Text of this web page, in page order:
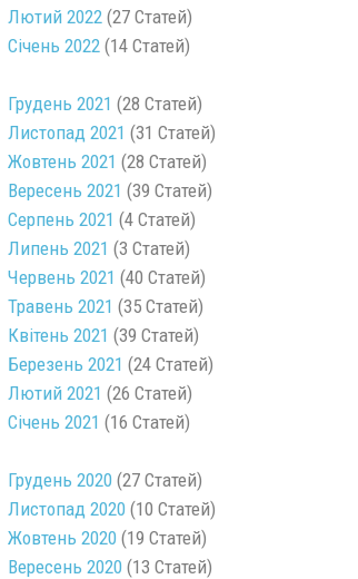
Лютий 2022(27 Статей)
Січень 2022(14 Статей)
Грудень 2021 (28 Статей)
Листопад 2021 (31 Статей)
Жовтень 2021 (28 Статей)
Вересень 2021 (39 Статей)
Серпень 2021 (4 Статей)
Липень 2021 (3 Статей)
Червень 2021 (40 Статей)
Травень 2021 (35 Статей)
Квітень 2021 (39 Статей)
Березень 2021 (24 Статей)
Лютий 2021 (26 Статей)
Січень 2021 (16 Статей)
Грудень 2020(27 Статей)
Листопад 2020(10 Статей)
Жовтень 2020(19 Статей)
Вересень 2020(13 Статей)